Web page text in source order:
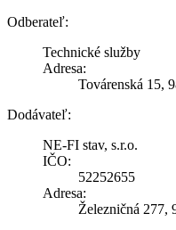
Odberateľ:
Technické služby
Adresa:
Továrenská 15,
Dodávateľ:
NE-FI stav, s.r.o.
IČO:
52252655
Adresa:
Železničná 277,